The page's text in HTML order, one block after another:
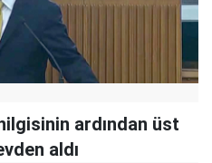
ardından üst
aldı